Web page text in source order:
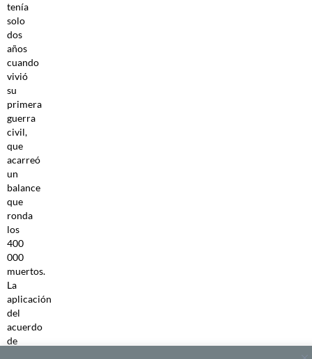
tenía
solo
dos
años
cuando
vivió
su
primera
guerra
civil,
que
acarreó
un
balance
que
ronda
los
400
000
muertos.
La
aplicación
del
acuerdo
de